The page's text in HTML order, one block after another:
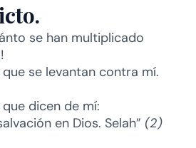
se han multiplicado
se levantan contra mí.
dicen de mí:
en Dios. Selah” (2)